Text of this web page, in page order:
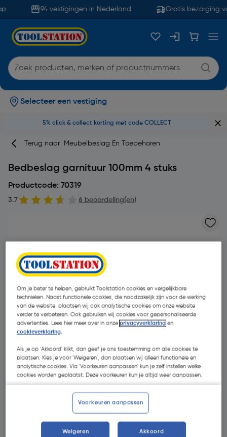
94 vestigingen in Nederland Gratis bezorging
Selecteer een vestiging
5% click & collect korting met code COLLECT
Terug naar Meubelbeslag En Toebehoren
Bedbeslag garnituur 100mm 4 stuks
Productcode: 70319
3.7 6 beoordeling(en)
- 30 %
€ 2,44
| Excl. btw € 1,40
Om je beter te helpen, gebruikt Toolstation cookies en vergelijkbare
technieken. Naast functionele cookies, die noodzakelijk zijn voor de werking
van de website, plaatsen wij ook analytische cookies om onze website
verder te verbeteren. Ook gebruiken wij cookies voor gepersonaliseerde
advertenties. Lees hier meer over in onzeprivacyverklaring en
cookieverklaring.
Als je op 'Akkoord' klikt, dan geef je ons toestemming om alle cookies te
plaatsen. Kies je voor 'Weigeren', dan plaatsen wij alleen functionele en
analytische cookies. Via 'Voorkeuren aanpassen' kun je zelf instellen welke
cookies worden geplaatst. Deze voorkeuren kun je altijd weer aanpassen.
Voorkeuren aanpassen
Weigeren Akkoord